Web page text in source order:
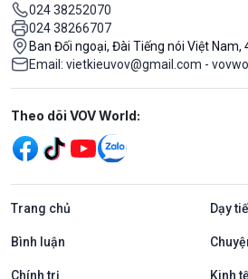
024 38252070
024 38266707
Ban Đối ngoại, Đài Tiếng nói Việt Nam,
Email: vietkieuvov@gmail.com -
Mạng xã hội
Theo dõi VOV World:
Trang chủ Dạy
Bình luận
Chính trị Kinh